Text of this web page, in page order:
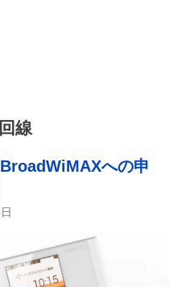
線
への申